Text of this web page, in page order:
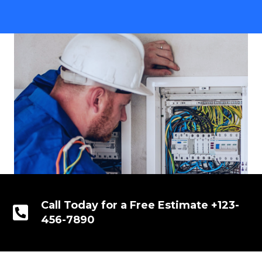
Call Today for a Free Estimate +123-
456-7890